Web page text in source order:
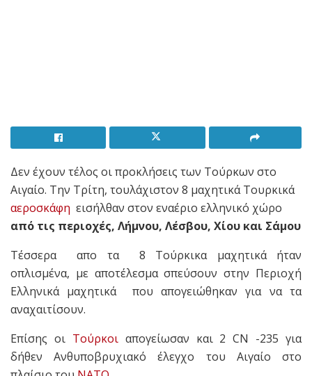
Δεν έχουν τέλος οι προκλήσεις των Τούρκων στο
Αιγαίο. Την Τρίτη, τουλάχιστον 8 μαχητικά Τουρκικά
αεροσκάφη εισήλθαν στον εναέριο ελληνικό χώρο
από τις περιοχές, Λήμνου, Λέσβου, Χίου και Σάμου
Τέσσερα απο τα 8 Τούρκικα μαχητικά ήταν
οπλισμένα, με αποτέλεσμα σπεύσουν στην Περιοχή
Ελληνικά μαχητικά που απογειώθηκαν για να τα
αναχαιτίσουν.
Επίσης οι Τούρκοιαπογείωσαν και 2 CN -235 για
δήθεν Ανθυποβρυχιακό έλεγχο του Αιγαίο στο